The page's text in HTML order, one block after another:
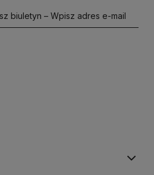
biuletyn – Wpisz adres e-mail